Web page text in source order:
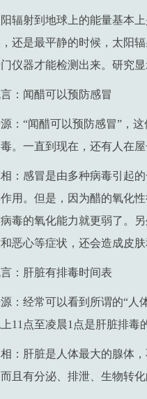
辐射到地球上的能量基本
还是最平静的时候，太阳
仪器才能检测出来。研究
：闻醋可以预防感冒
：“闻醋可以预防感冒”，
。一直到现在，还有人在
：感冒是由多种病毒引起
用。但是，因为醋的氧化
毒的氧化能力就更弱了。
恶心等症状，还会造成皮肤
：肝脏有排毒时间表
：经常可以看到所谓的“人
11点至凌晨1点是肝脏排毒
：肝脏是人体最大的腺体
且有分泌、排泄、生物转